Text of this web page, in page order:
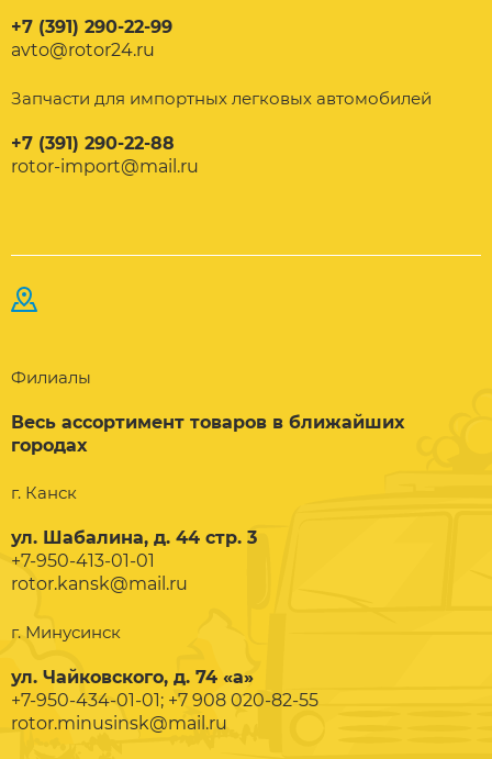
+7 (391) 290-22-99
avto@rotor24.ru
Запчасти для импортных легковых автомобилей
+7 (391) 290-22-88
rotor-import@mail.ru
Филиалы
Весь ассортимент товаров в ближайших
городах
г. Канск
ул. Шабалина, д. 44 стр. 3
+7-950-413-01-01
rotor.kansk@mail.ru
г. Минусинск
ул. Чайковского, д. 74 «а»
+7-950-434-01-01; +7 908 020-82-55
rotor.minusinsk@mail.ru